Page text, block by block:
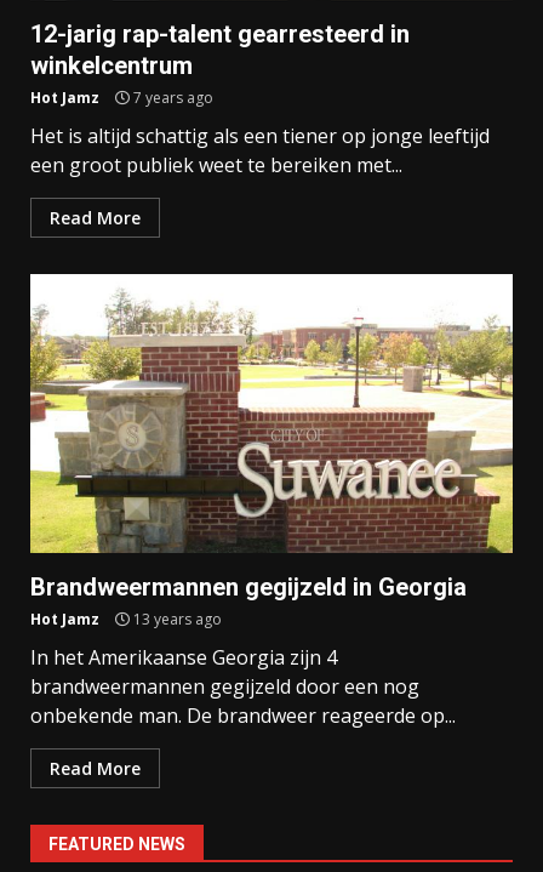
12-jarig rap-talent gearresteerd in
winkelcentrum
Hot Jamz 7 years ago
Het is altijd schattig als een tiener op jonge leeftijd
een groot publiek weet te bereiken met...
Read More
Brandweermannen gegijzeld in Georgia
Hot Jamz 13 years ago
In het Amerikaanse Georgia zijn 4
brandweermannen gegijzeld door een nog
onbekende man. De brandweer reageerde op...
Read More
FEATURED NEWS